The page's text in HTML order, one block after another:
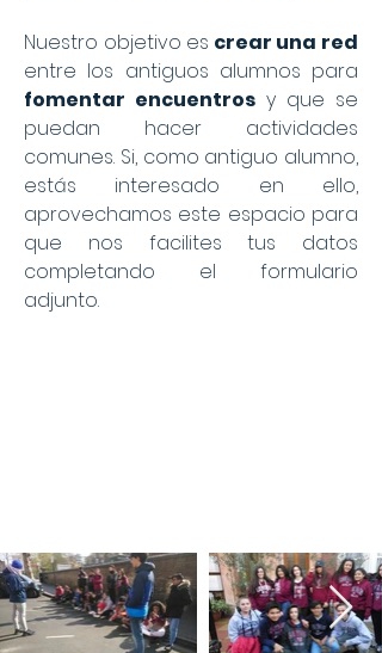
Nuestro objetivo es crear una red
entre los antiguos alumnos para
fomentar encuentros y que se
puedan hacer actividades
comunes. Si, como antiguo alumno,
estás interesado en ello,
aprovechamos este espacio para
que nos facilites tus datos
completando el formulario
adjunto.